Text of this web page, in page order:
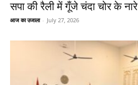
सपा की रैली में गूँजे चंदा चोर के नारे
आज का उजाला - July 27, 2026